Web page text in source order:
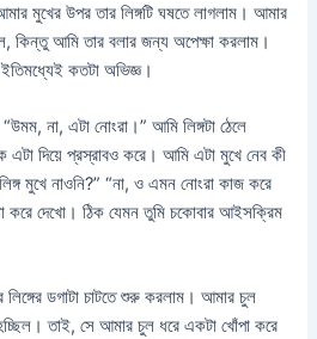
মুখের উপর তার লিঙ্গটি ঘষতে লাগলাম। আমার
কিন্তু আমি তার বলার জন্য অপেক্ষা করলাম।
কতটা অভিজ্ঞ।
না, এটা নোংরা।” আমি লিঙ্গটা ঠেলে
এটা দিয়ে প্রস্রাবও করে। আমি এটা মুখে নেব কী
মুখে নাওনি?” “না, ও এমন নোংরা কাজ করে
করে দেখো। ঠিক যেমন তুমি চকোবার আইসক্রিম
লিঙ্গের ডগাটা চাটতে শুরু করলাম। আমার চুল
তাই, সে আমার চুল ধরে একটা খোঁপা করে